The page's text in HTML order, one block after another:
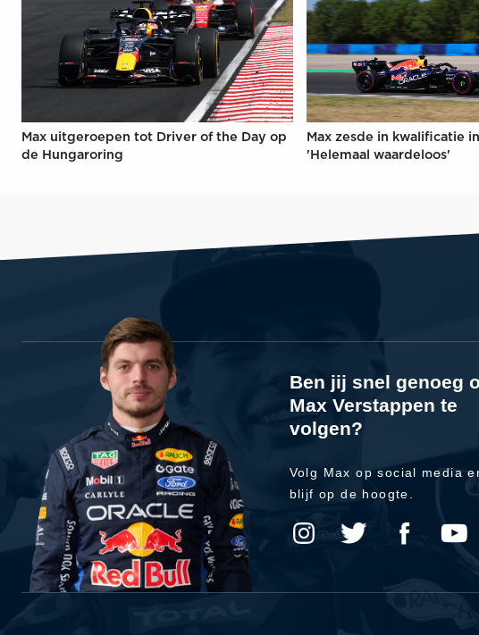
Max uitgeroepen tot Driver of the Day op
de Hungaroring
Max zesde in kwalificatie
'Helemaal waardeloos'
Ben jij snel genoeg
Max Verstappen te
volgen?
Volg Max op social media
blijf op de hoogte.